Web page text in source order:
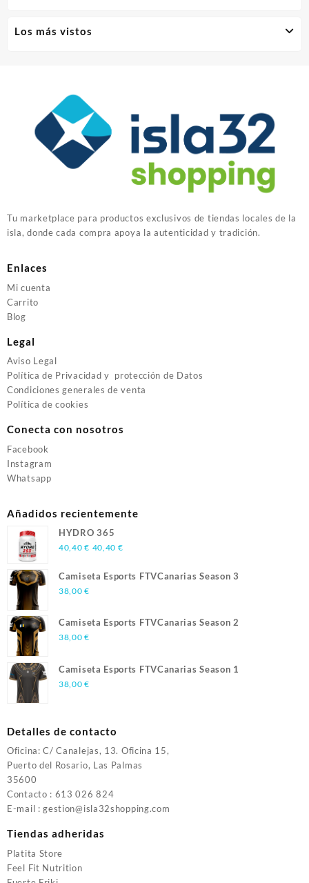
Los más vistos
Tu marketplace para productos exclusivos de tiendas locales de la
isla, donde cada compra apoya la autenticidad y tradición.
Enlaces
Mi cuenta
Carrito
Blog
Legal
Aviso Legal
Política de Privacidad y protección de Datos
Condiciones generales de venta
Política de cookies
Conecta con nosotros
Facebook
Instagram
Whatsapp
Añadidos recientemente
HYDRO 365
40,40€ 40,40 €
Camiseta Esports FTVCanarias Season 3
38,00€
Camiseta Esports FTVCanarias Season 2
38,00€
Camiseta Esports FTVCanarias Season 1
38,00€
Detalles de contacto
Oficina: C/ Canalejas, 13. Oficina 15,
Puerto del Rosario, Las Palmas
35600
Contacto : 613 026 824
E-mail : gestion@isla32shopping.com
Tiendas adheridas
Platita Store
Feel Fit Nutrition